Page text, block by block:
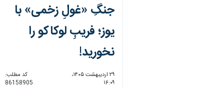
جنگِ «غولِ زخمی» با
یوز؛ فریبِ لوکاکو را
نخورید!
۲۹ اردیبهشت ۱۴۰۵،
۱۶:۰۹
کد مطلب:
86158905